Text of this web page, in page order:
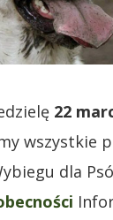
22
wszystkie
dla